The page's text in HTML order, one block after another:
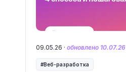
09.05.26 · обновлено 10.07.26
Веб-разработка